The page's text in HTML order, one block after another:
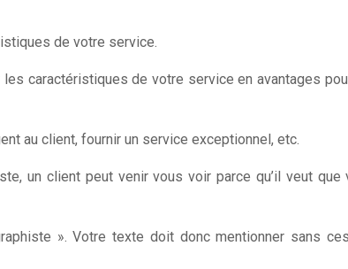
de votre service.
caractéristiques de votre service en avantages
au client, fournir un service exceptionnel, etc.
un client peut venir vous voir parce qu’il veut que
». Votre texte doit donc mentionner sans